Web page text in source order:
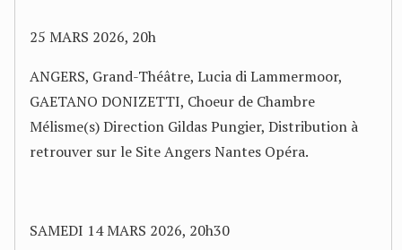
25 MARS 2026, 20h
ANGERS, Grand-Théâtre, Lucia di Lammermoor,
GAETANO DONIZETTI, Choeur de Chambre
Mélisme(s) Direction Gildas Pungier, Distribution à
retrouver sur le Site Angers Nantes Opéra.
SAMEDI 14 MARS 2026, 20h30